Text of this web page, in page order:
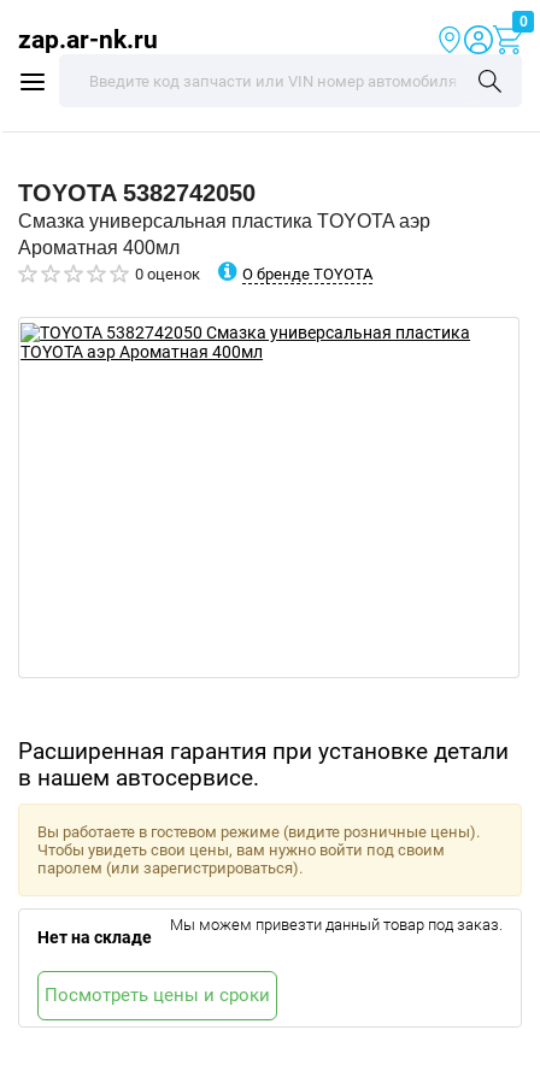
zap.ar-nk.ru
0
TOYOTA 5382742050
Смазка универсальная пластика TOYOTA аэр
Ароматная 400мл
0 оценок О бренде TOYOTA
Расширенная гарантия при установке детали
в нашем автосервисе.
Вы работаете в гостевом режиме (видите розничные цены).
Чтобы увидеть свои цены, вам нужно войти под своим
паролем (или зарегистрироваться).
Нет на складе
Мы можем привезти данный товар под заказ.
Посмотреть цены и сроки